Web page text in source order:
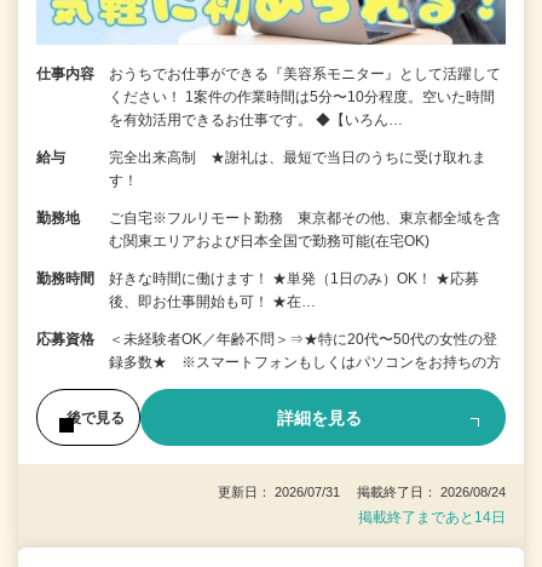
仕事内容
おうちでお仕事ができる『美容系モニター』として活躍して
ください！ 1案件の作業時間は5分〜10分程度。空いた時間
を有効活用できるお仕事です。 ◆【いろん…
給与
完全出来高制 ★謝礼は、最短で当日のうちに受け取れま
す！
勤務地
ご自宅※フルリモート勤務 東京都その他、東京都全域を含
む関東エリアおよび日本全国で勤務可能(在宅OK)
勤務時間
好きな時間に働けます！ ★単発（1日のみ）OK！ ★応募
後、即お仕事開始も可！ ★在…
応募資格
＜未経験者OK／年齢不問＞⇒★特に20代〜50代の女性の登
録多数★ ※スマートフォンもしくはパソコンをお持ちの方
後で見る 詳細を見る
更新日： 2026/07/31 掲載終了日： 2026/08/24
掲載終了まであと14日